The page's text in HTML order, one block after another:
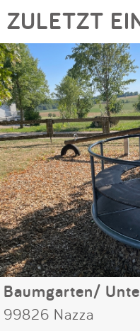
ZULETZT
Baumgarten/
99826 Nazza